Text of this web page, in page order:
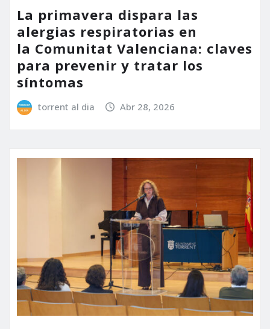
La primavera dispara las
alergias respiratorias en
la Comunitat Valenciana: claves
para prevenir y tratar los
síntomas
torrent al dia Abr 28, 2026